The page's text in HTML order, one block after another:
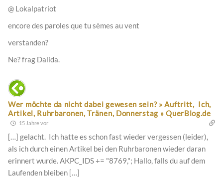
@ Lokalpatriot
encore des paroles que tu sèmes au vent
verstanden?
Ne? frag Dalida.
Wer möchte da nicht dabei gewesen sein? » Auftritt, Ich,
Artikel, Ruhrbaronen, Tränen, Donnerstag » QuerBlog.de
15 Jahre vor
[…] gelacht. Ich hatte es schon fast wieder vergessen (leider),
als ich durch einen Artikel bei den Ruhrbaronen wieder daran
erinnert wurde. AKPC_IDS += "8769,"; Hallo, falls du auf dem
Laufenden bleiben […]